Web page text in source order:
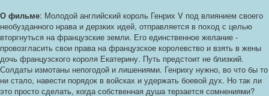
О фильме: Молодой английский король Генрих V под влиянием своего
необузданного нрава и дерзких идей, отправляется в поход с целью
вторгнуться на французские земли. Его единственное желание -
провозгласить свои права на французское королевство и взять в жены
дочь французского короля Екатерину. Путь предстоит не близкий.
Солдаты измотаны непогодой и лишениями. Генриху нужно, во что бы то
ни стало, навести порядок в войсках и удержать боевой дух. Но так ли
это просто сделать, когда собственная душа терзается сомнениями?